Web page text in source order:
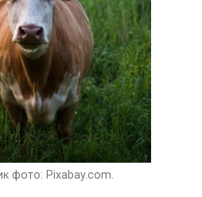
фото: Pixabay.com.